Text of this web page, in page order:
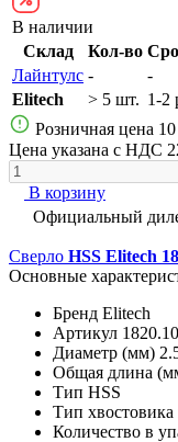
В наличии
Склад
Кол-во
Лайнтулс -
-
Elitech
> 5 шт. 1-2
Розничная цена
Цена указана с НДС
В корзину
Официальный
Сверло HSS Elitech
Основные
Бренд Elitech
Артикул
Диаметр (мм)
Общая длина
Тип HSS
Тип хвостовика
Количество в